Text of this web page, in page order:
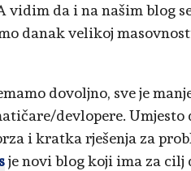
vidim da i na našim blog
danak velikoj
dovoljno, sve je
devlopere. Umjesto
i kratka rješenja za
je novi blog koji ima za